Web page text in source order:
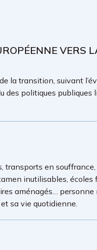
VERS
la transition, suivant
des politiques publiques
transports en souffrance,
inutilisables, écoles
aménagés… personne
sa vie quotidienne.